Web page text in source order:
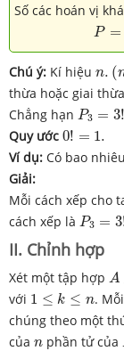
Số các hoán vị
P =
P=
Chú ý: Kí hiệu n. (
n n−
thừa hoặc giai
Chẳng hạn P3 = 3!
P3 !=
Quy ước 0! = 1.
0! 1.
Ví dụ: Có bao
Giải:
Mỗi cách xếp cho
cách xếp là P3 = 3
P3 !
II. Chỉnh hợp
Xét một tập hợp A
A
với 1 ≤ k ≤ n
1 ≤k ≤ n .
chúng theo một
của n
n phần tử của